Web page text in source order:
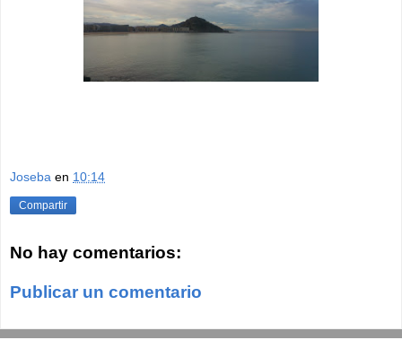
Joseba en 10:14
Compartir
No hay comentarios:
Publicar un comentario